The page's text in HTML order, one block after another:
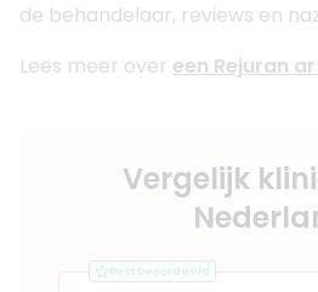
de behandelaar, reviews en
Lees meer over een Rejuran
Vergelijk
Best beoordeeld